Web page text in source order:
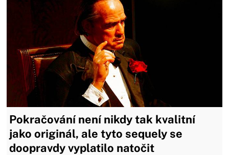
Pokračování není nikdy tak kvalitní
jako originál, ale tyto sequely se
doopravdy vyplatilo natočit